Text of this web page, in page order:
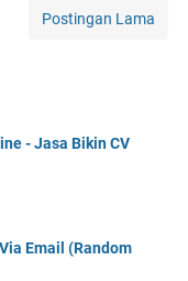
Postingan Lama
- Jasa Bikin CV
Email (Random